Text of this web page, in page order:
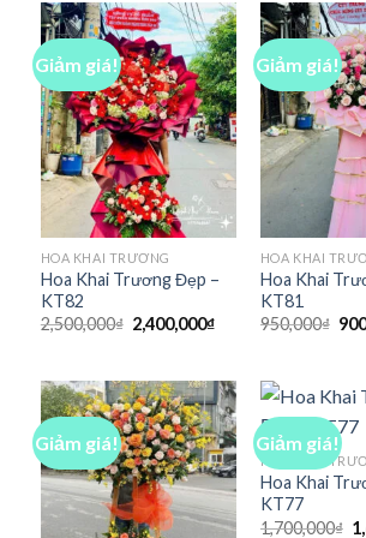
1,650,000₫.
Giảm giá!
HOA KHAI TRƯƠNG
Hoa Khai Trương Đẹp –
KT82
2,500,000₫ Giá
gốc
2,400,000₫Giá
2,400,000₫.
Giảm giá!
HOA KHAI
Hoa Khai
KT81
950,000₫ Giá
Giảm giá! Giảm giá!
HOA KHAI
Hoa Khai
KT77
1,700,000₫